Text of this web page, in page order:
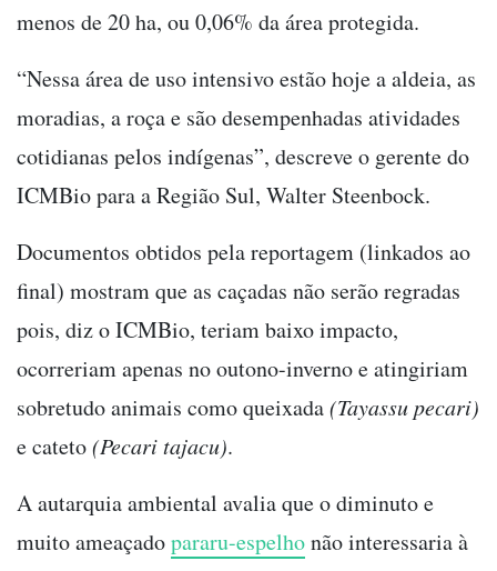
menos de 20 ha, ou 0,06% da área protegida.
“Nessa área de uso intensivo estão hoje a aldeia, as
moradias, a roça e são desempenhadas atividades
cotidianas pelos indígenas”, descreve o gerente do
ICMBio para a Região Sul, Walter Steenbock.
Documentos obtidos pela reportagem (linkados ao
final) mostram que as caçadas não serão regradas
pois, diz o ICMBio, teriam baixo impacto,
ocorreriam apenas no outono-inverno e atingiriam
sobretudo animais como queixada(Tayassu pecari)
e cateto(Pecari tajacu).
A autarquia ambiental avalia que o diminuto e
muito ameaçadopararu-espelhonão interessaria à